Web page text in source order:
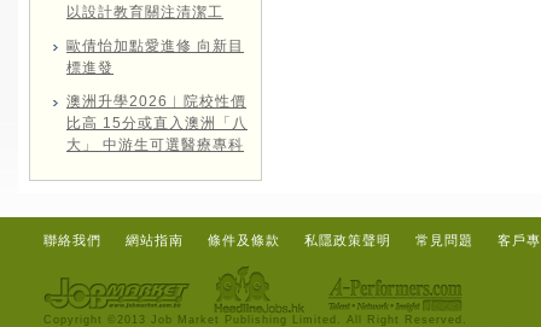
以設計教育關注清潔工
歐倩怡加點愛進修 向新目
標進發
澳洲升學2026︱院校性價
比高 15分或直入澳洲「八
大」 中游生可選醫療專科
聯絡我們 網站指南 條件及條款 私隱政策聲明 常見問題 客戶
Copyright ©2013 Job Market Publishing Limited. All Right Reserved.